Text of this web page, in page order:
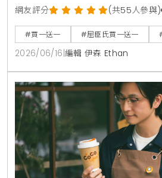
的還有韓國Wasabi Bear第二彈聯
袋、製冷風扇與藍芽音箱，消費
周年紀念熊。7月9日更將於台北
閃店，重現經典時代場景。
網友評分 (共55人參與)
#買一送一 #屈臣氏買一送一
2026/06/16 編輯 伊森 Ethan